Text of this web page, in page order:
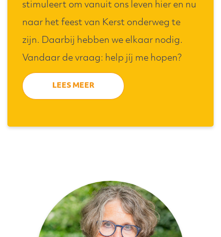
stimuleert om vanuit ons leven hier en nu
naar het feest van Kerst onderweg te
zijn. Daarbij hebben we elkaar nodig.
Vandaar de vraag: help jíj me hopen?
LEES MEER